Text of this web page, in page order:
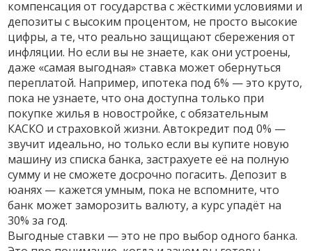
компенсация от государства с жёсткими условиями и
депозиты с высоким процентом, не просто высокие
цифры, а те, что реально защищают сбережения от
инфляции. Но если вы не знаете, как они устроены,
даже «самая выгодная» ставка может обернуться
переплатой. Например, ипотека под 6% — это круто,
пока не узнаете, что она доступна только при
покупке жилья в новостройке, с обязательным
КАСКО и страховкой жизни. Автокредит под 0% —
звучит идеально, но только если вы купите новую
машину из списка банка, застрахуете её на полную
сумму и не сможете досрочно погасить. Депозит в
юанях — кажется умным, пока не вспомните, что
банк может заморозить валюту, а курс упадёт на
30% за год.
Выгодные ставки — это не про выбор одного банка.